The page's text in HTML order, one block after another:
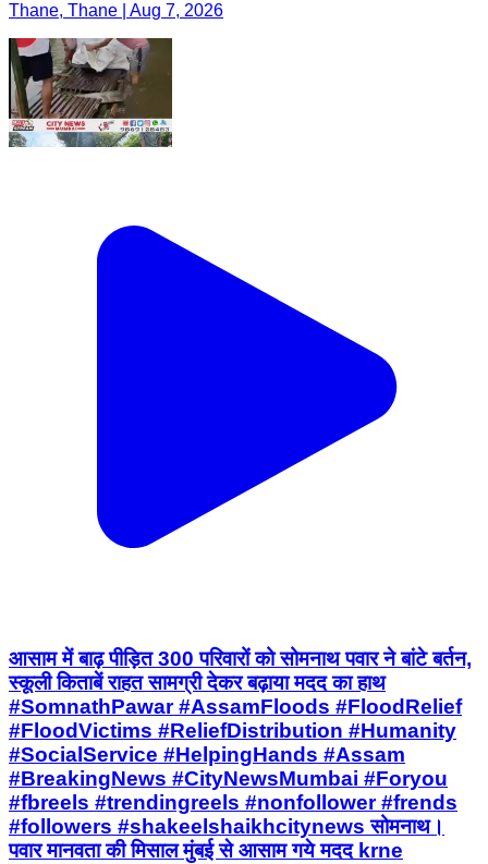
Thane, Thane | Aug 7, 2026
आसाम में बाढ़ पीड़ित 300 परिवारों को सोमनाथ पवार ने बांटे बर्तन,
स्कूली किताबें राहत सामग्री देकर बढ़ाया मदद का हाथ
#SomnathPawar #AssamFloods #FloodRelief
#FloodVictims #ReliefDistribution #Humanity
#SocialService #HelpingHands #Assam
#BreakingNews #CityNewsMumbai #Foryou
#fbreels #trendingreels #nonfollower #frends
#followers #shakeelshaikhcitynews सोमनाथ।
पवार मानवता की मिसाल मुंबई से आसाम गये मदद krne